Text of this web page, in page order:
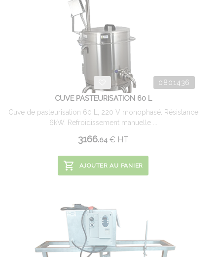
0801436
CUVE PASTEURISATION 60 L
Cuve de pasteurisation 60 L, 220 V monophasé. Résistance
6kW. Refroidissement manuelle ...
3166.64 €HT
AJOUTER AU PANIER